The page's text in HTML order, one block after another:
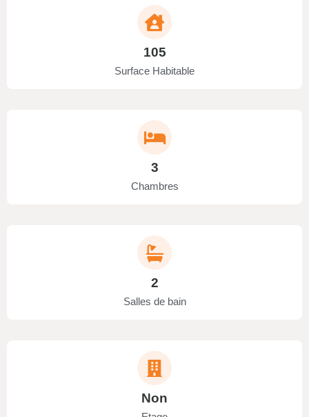
105
Surface Habitable
3
Chambres
2
Salles de bain
Non